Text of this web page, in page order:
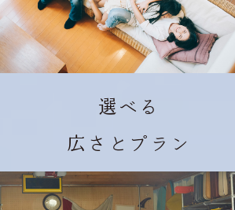
選べる
広さとプラン